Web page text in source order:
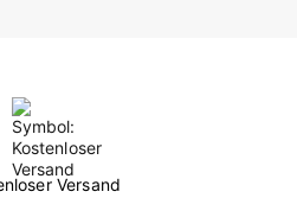
Versand